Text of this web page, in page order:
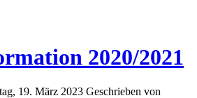
2020/2021
19. März 2023 Geschrieben von